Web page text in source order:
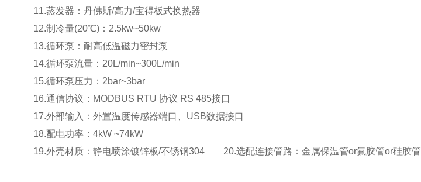
11.蒸发器：丹佛斯/高力/宝得板式换热器
12.制冷量(20℃)：2.5kw~50kw
13.循环泵：耐高低温磁力密封泵
14.循环泵流量：20L/min~300L/min
15.循环泵压力：2bar~3bar
16.通信协议：MODBUS RTU 协议 RS 485接口
17.外部输入：外置温度传感器端口、USB数据接口
18.配电功率：4kW ~74kW
19.外壳材质：静电喷涂镀锌板/不锈钢304 20.选配连接管路：金属保温管or氟胶管or硅胶管